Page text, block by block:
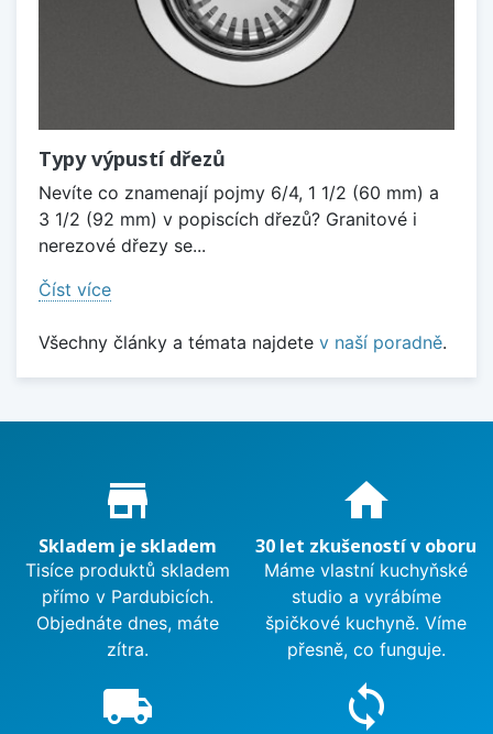
Typy výpustí dřezů
Nevíte co znamenají pojmy 6/4, 1 1/2 (60 mm) a
3 1/2 (92 mm) v popiscích dřezů? Granitové i
nerezové dřezy se...
Číst více
Všechny články a témata najdete v naší poradně.
Proč nakupovat u nás?
store_mall_directory
Skladem je skladem
Tisíce produktů skladem
přímo v Pardubicích.
Objednáte dnes, máte
zítra.
home
30 let zkušeností v oboru
Máme vlastní kuchyňské
studio a vyrábíme
špičkové kuchyně. Víme
přesně, co funguje.
local_shipping sync